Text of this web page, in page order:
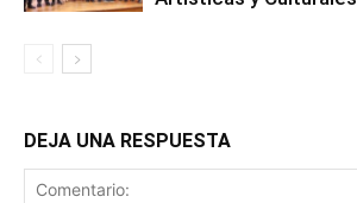
DEJA UNA RESPUESTA